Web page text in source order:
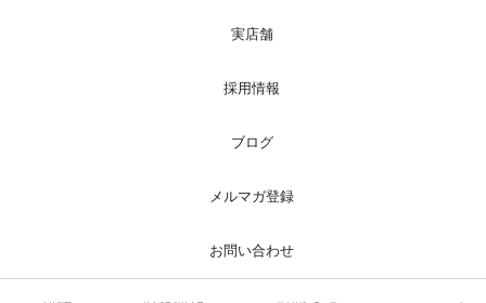
実店舗
採用情報
ブログ
メルマガ登録
お問い合わせ